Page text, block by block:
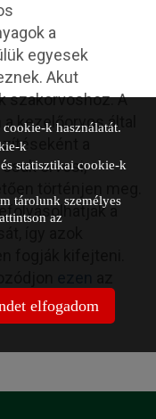
a
egyesek
Akut
szakorvoshoz. A
kezelőorvos által
a
orvosi,
történjen meg.
a
így azok
k használatát.
k
statisztikai cookie-k
tárolunk személyes
az
elfogadom